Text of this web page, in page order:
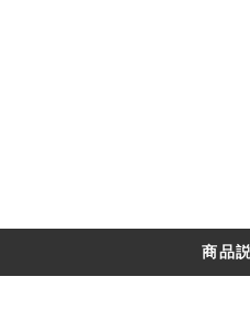
商品